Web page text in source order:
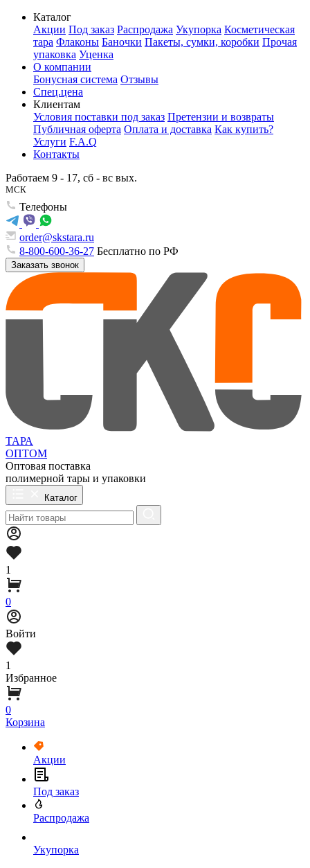
Каталог
Акции Под заказ Распродажа Укупорка Косметическая
тара Флаконы Баночки Пакеты, сумки, коробки Прочая
упаковка Уценка
О компании
Бонусная система Отзывы
Спец.цена
Клиентам
Условия поставки под заказ Претензии и возвраты
Публичная оферта Оплата и доставка Как купить?
Услуги F.A.Q
Контакты
Работаем 9 - 17, сб - вс вых.
МСК
Телефоны
order@skstara.ru
8-800-600-36-27 Бесплатно по РФ
Заказать звонок
ТАРА
ОПТОМ
Оптовая поставка
полимерной тары и упаковки
Каталог
1
0
Войти
1
Избранное
0
Корзина
Акции
Под заказ
Распродажа
Укупорка